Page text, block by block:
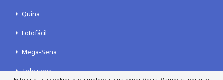
Quina
Lotofácil
Mega-Sena
Tele sena